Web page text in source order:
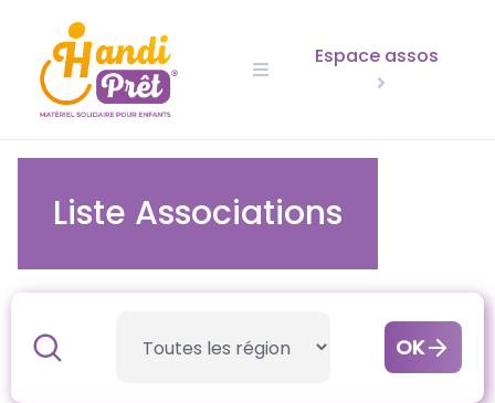
content
Espace assos
Liste Associations
OK